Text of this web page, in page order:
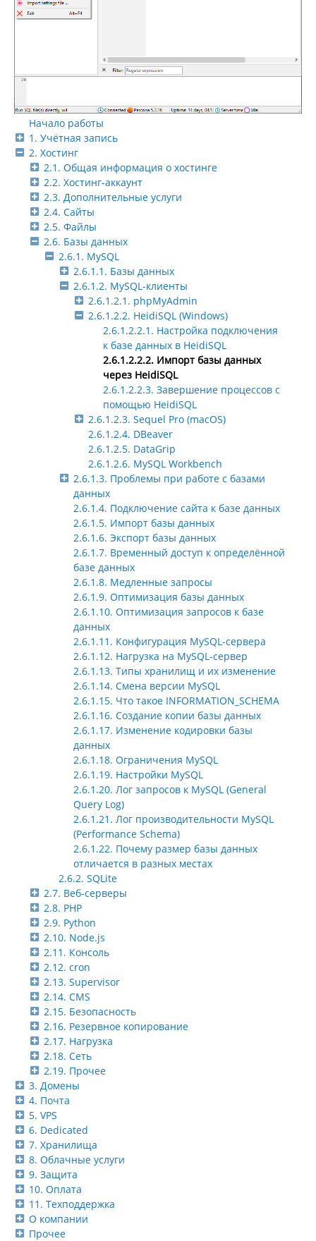
Начало работы
1. Учётная запись
2. Хостинг
2.1. Общая информация о хостинге
2.2. Хостинг-аккаунт
2.3. Дополнительные услуги
2.4. Сайты
2.5. Файлы
2.6. Базы данных
2.6.1. MySQL
2.6.1.1. Базы данных
2.6.1.2. MySQL-клиенты
2.6.1.2.1. phpMyAdmin
2.6.1.2.2. HeidiSQL (Windows)
2.6.1.2.2.1. Настройка подключения
к базе данных в HeidiSQL
2.6.1.2.2.2. Импорт базы данных
через HeidiSQL
2.6.1.2.2.3. Завершение процессов с
помощью HeidiSQL
2.6.1.2.3. Sequel Pro (macOS)
2.6.1.2.4. DBeaver
2.6.1.2.5. DataGrip
2.6.1.2.6. MySQL Workbench
2.6.1.3. Проблемы при работе с базами
данных
2.6.1.4. Подключение сайта к базе данных
2.6.1.5. Импорт базы данных
2.6.1.6. Экспорт базы данных
2.6.1.7. Временный доступ к определённой
базе данных
2.6.1.8. Медленные запросы
2.6.1.9. Оптимизация базы данных
2.6.1.10. Оптимизация запросов к базе
данных
2.6.1.11. Конфигурация MySQL-сервера
2.6.1.12. Нагрузка на MySQL-сервер
2.6.1.13. Типы хранилищ и их изменение
2.6.1.14. Смена версии MySQL
2.6.1.15. Что такое INFORMATION_SCHEMA
2.6.1.16. Создание копии базы данных
2.6.1.17. Изменение кодировки базы
данных
2.6.1.18. Ограничения MySQL
2.6.1.19. Настройки MySQL
2.6.1.20. Лог запросов к MySQL (General
Query Log)
2.6.1.21. Лог производительности MySQL
(Performance Schema)
2.6.1.22. Почему размер базы данных
отличается в разных местах
2.6.2. SQLite
2.7. Веб-серверы
2.8. PHP
2.9. Python
2.10. Node.js
2.11. Консоль
2.12. cron
2.13. Supervisor
2.14. CMS
2.15. Безопасность
2.16. Резервное копирование
2.17. Нагрузка
2.18. Сеть
2.19. Прочее
3. Домены
4. Почта
5. VPS
6. Dedicated
7. Хранилища
8. Облачные услуги
9. Защита
10. Оплата
11. Техподдержка
О компании
Прочее